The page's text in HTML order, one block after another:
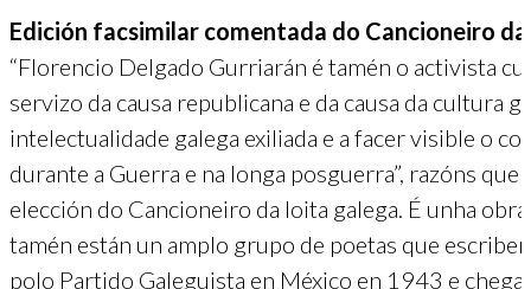
Edición facsimilar comentada do Cancioneiro
“Florencio Delgado Gurriarán é tamén o activista
servizo da causa republicana e da causa da cultura
intelectualidade galega exiliada e a facer visible o
durante a Guerra e na longa posguerra”, razóns
elección do Cancioneiro da loita galega. É unha
tamén están un amplo grupo de poetas que
polo Partido Galeguista en México en 1943 e